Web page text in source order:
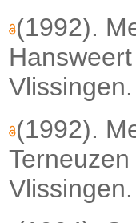
(1992).
(1992).